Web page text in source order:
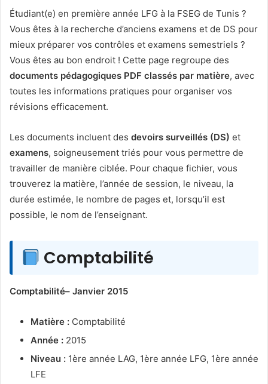
Étudiant(e) en première année LFG à la FSEG de Tunis ?
Vous êtes à la recherche d’anciens examens et de DS pour
mieux préparer vos contrôles et examens semestriels ?
Vous êtes au bon endroit ! Cette page regroupe des
documents pédagogiques PDF classés par matière, avec
toutes les informations pratiques pour organiser vos
révisions efficacement.
Les documents incluent des devoirs surveillés (DS) et
examens, soigneusement triés pour vous permettre de
travailler de manière ciblée. Pour chaque fichier, vous
trouverez la matière, l’année de session, le niveau, la
durée estimée, le nombre de pages et, lorsqu’il est
possible, le nom de l’enseignant.
Comptabilité
Comptabilité– Janvier 2015
Matière : Comptabilité
Année : 2015
Niveau : 1ère année LAG, 1ère année LFG, 1ère année
LFE